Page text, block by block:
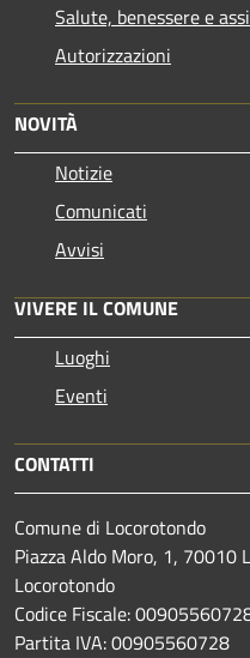
Salute, benessere e
Autorizzazioni
NOVITÀ
Notizie
Comunicati
Avvisi
VIVERE IL COMUNE
Luoghi
Eventi
CONTATTI
Comune di Locorotondo
Piazza Aldo Moro, 1,
Locorotondo
Codice Fiscale:
Partita IVA: 00905560728